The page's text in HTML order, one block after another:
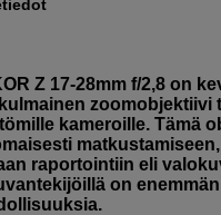
Z 17-28mm f/2,8 on
zoomobjektiivi
kameroille. Tämä
raportointiin eli
on